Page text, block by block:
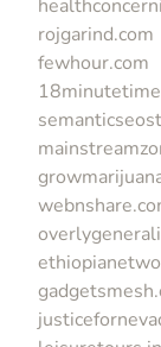
rojgarind.com
fewhour.com